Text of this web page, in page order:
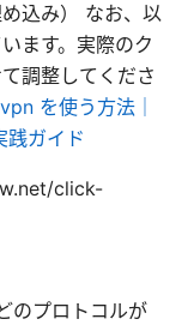
込み） なお、以
ます。実際のク
調整してくださ
を使う方法｜
践ガイド
click-
のプロトコルが